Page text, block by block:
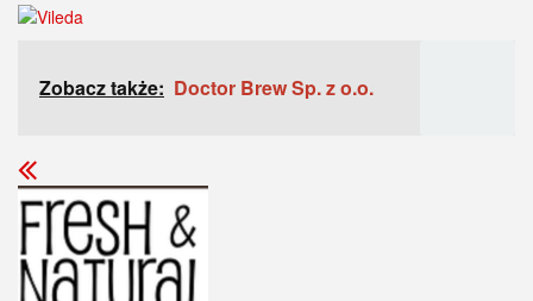
Zobacz także: Doctor Brew Sp. z o.o.